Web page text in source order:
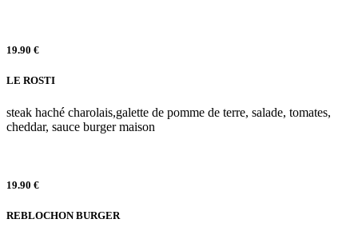
19.90 €
LE ROSTI
steak haché charolais,galette de pomme de terre, salade, tomates,
cheddar, sauce burger maison
19.90 €
REBLOCHON BURGER